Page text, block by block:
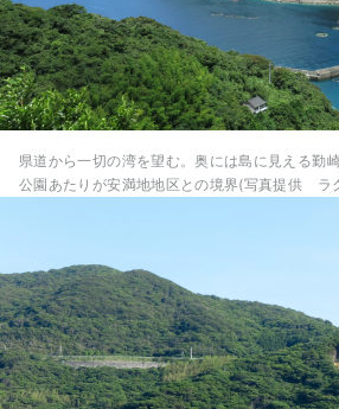
県道から一切の湾を望む。奥には島に見える勤
公園あたりが安満地地区との境界(写真提供 ラ